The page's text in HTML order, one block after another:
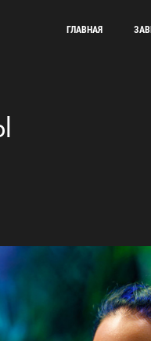
ГЛАВНАЯ